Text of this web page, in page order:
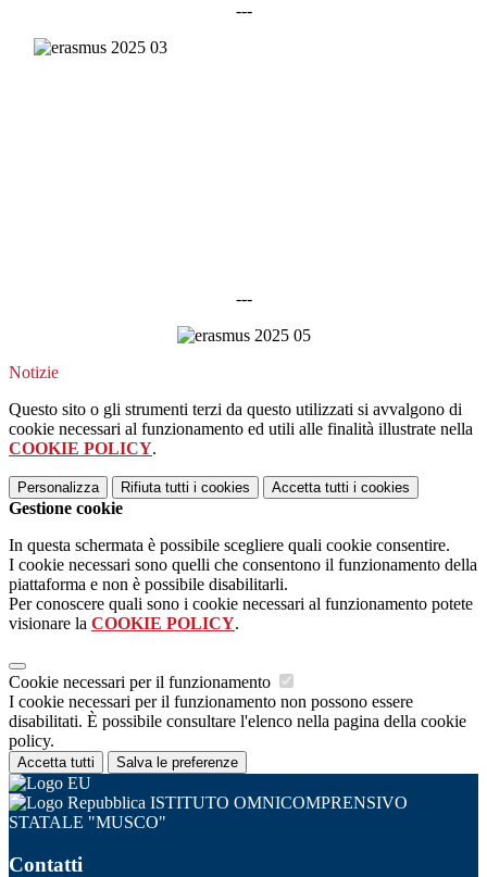
---
---
Notizie
Questo sito o gli strumenti terzi da questo utilizzati si avvalgono di
cookie necessari al funzionamento ed utili alle finalità illustrate nella
COOKIE POLICY.
Personalizza Rifiuta tutti i cookies Accetta tutti i cookies
Gestione cookie
In questa schermata è possibile scegliere quali cookie consentire.
I cookie necessari sono quelli che consentono il funzionamento della
piattaforma e non è possibile disabilitarli.
Per conoscere quali sono i cookie necessari al funzionamento potete
visionare la COOKIE POLICY.
Cookie necessari per il funzionamento
I cookie necessari per il funzionamento non possono essere
disabilitati. È possibile consultare l'elenco nella pagina della cookie
policy.
Accetta tutti Salva le preferenze
ISTITUTO OMNICOMPRENSIVO
STATALE "MUSCO"
Contatti